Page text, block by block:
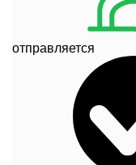
отправляется